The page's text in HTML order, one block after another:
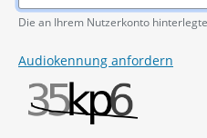
Pflichtangabe
Die an Ihrem Nutzerkonto
Audiokennung anfordern